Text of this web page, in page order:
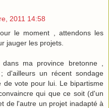
2011 14:58
le moment , attendons les
jauger les projets.
ma province bretonne ,
d'ailleurs un récent sondage
de vote pour lui. Le bipartisme
qui que ce soit (d'un
de l'autre un projet inadapté à